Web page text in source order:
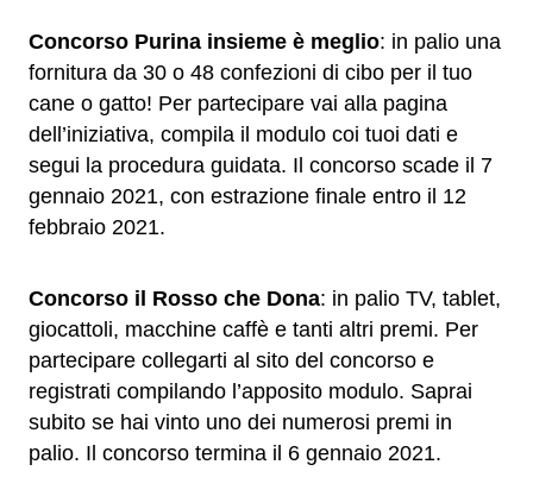
Concorso Purina insieme è meglio: in palio una
fornitura da 30 o 48 confezioni di cibo per il tuo
cane o gatto! Per partecipare vai alla pagina
dell’iniziativa, compila il modulo coi tuoi dati e
segui la procedura guidata. Il concorso scade il 7
gennaio 2021, con estrazione finale entro il 12
febbraio 2021.
Concorso il Rosso che Dona: in palio TV, tablet,
giocattoli, macchine caffè e tanti altri premi. Per
partecipare collegarti al sito del concorso e
registrati compilando l’apposito modulo. Saprai
subito se hai vinto uno dei numerosi premi in
palio. Il concorso termina il 6 gennaio 2021.